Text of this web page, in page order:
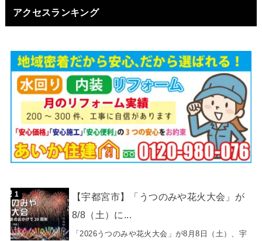
アクセスランキング
【宇都宮市】「うつのみや花火大会」が
8/8（土）に...
「2026うつのみや花火大会」が8月8日（土）、宇